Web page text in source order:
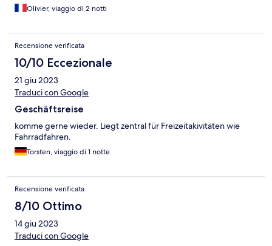
Olivier, viaggio di 2 notti
Recensione verificata
10/10 Eccezionale
21 giu 2023
Traduci con Google
Geschäftsreise
komme gerne wieder. Liegt zentral für Freizeitakivitäten wie
Fahrradfahren.
Torsten, viaggio di 1 notte
Recensione verificata
8/10 Ottimo
14 giu 2023
Traduci con Google